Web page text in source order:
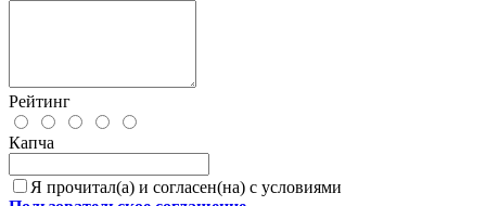
Рейтинг
Капча
Я прочитал(а) и согласен(на) с условиями